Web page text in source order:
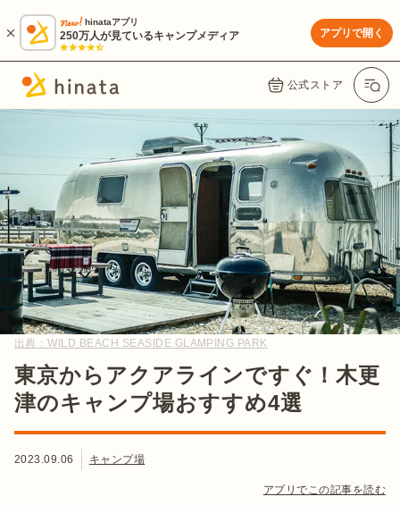
hinataアプリ
250万人が見ているキャンプメディア アプリで開く
公式ストア
出典：WILD BEACH SEASIDE GLAMPING PARK
東京からアクアラインですぐ！木更
津のキャンプ場おすすめ4選
2023.09.06 キャンプ場
アプリでこの記事を読む